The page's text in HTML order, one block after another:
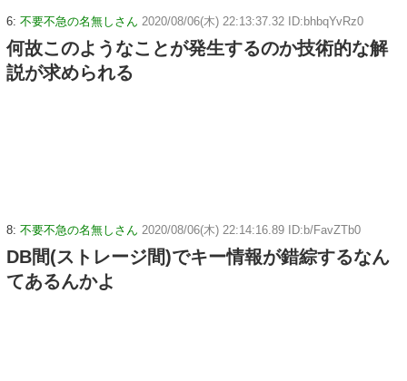
6: 不要不急の名無しさん 2020/08/06(木) 22:13:37.32 ID:bhbqYvRz0
何故このようなことが発生するのか技術的な解
説が求められる
8: 不要不急の名無しさん 2020/08/06(木) 22:14:16.89 ID:b/FavZTb0
DB間(ストレージ間)でキー情報が錯綜するなん
てあるんかよ